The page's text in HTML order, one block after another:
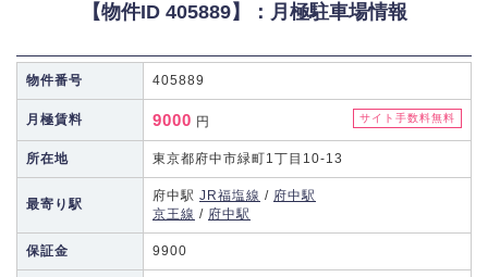
【物件ID 405889】：月極駐車場情報
物件番号 405889
月極賃料 サイト手数料無料
9000 円
所在地 東京都府中市緑町1丁目10-13
最寄り駅
府中駅 JR福塩線 / 府中駅
京王線 / 府中駅
保証金 9900